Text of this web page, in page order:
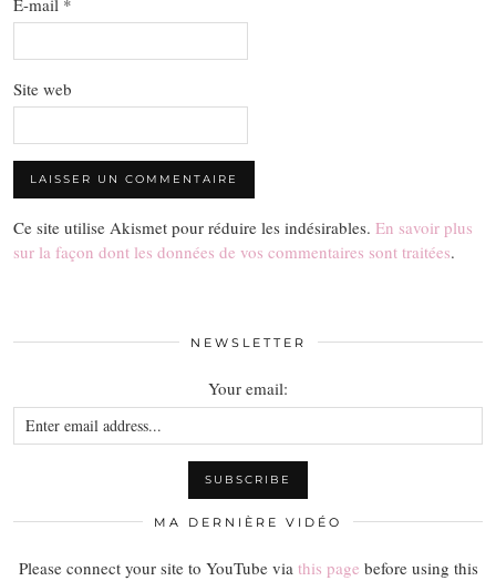
Site web
Ce site utilise Akismet pour réduire les indésirables. En savoir plus
sur la façon dont les données de vos commentaires sont traitées.
NEWSLETTER
Your email:
MA DERNIÈRE VIDÉO
Please connect your site to YouTube via this page before using this